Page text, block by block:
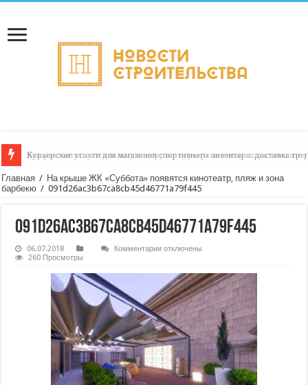
Как рассчитать оптимальную загрузку курьера за смену: практическое
Главная / На крыше ЖК «Суббота» появятся кинотеатр, пляж и зона
барбекю / 091d26ac3b67ca8cb45d46771a79f445
091d26ac3b67ca8cb45d46771a79f445
06.07.2018 Комментариикотключены
260 Просмотры